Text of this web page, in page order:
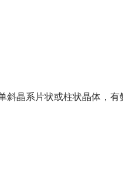
斜晶系片状或柱状晶体，有